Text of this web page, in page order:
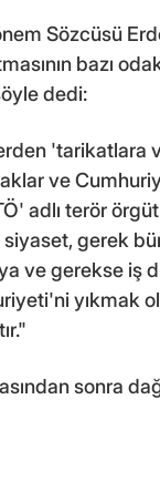
Sözcüsü
bazı
dedi:
'tarikatlara
ve
adlı terör
gerek
ve gerekse iş
yıkmak
sonra